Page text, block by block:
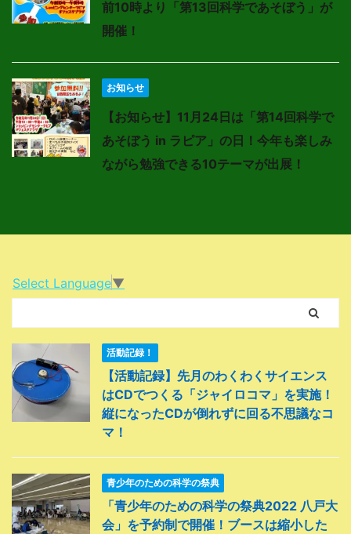
前10時より「第13回科学であそぼう」が
開催！
お知らせ
【お知らせ】11月24日は「第14回科学で
あそぼう in ラピア」の日！今年も楽しみ
ながら勉強できる10テーマが出展！
Select Language▼
活動記録！
【活動記録】先月のわくわくサイエンス
はCDでつくる「ジャイロコマ」を実施！
縦になったCDが倒れずに回る不思議なコ
マ！
青少年のための科学の祭典
「青少年のための科学の祭典2022 八戸大
会」を予約制で開催！ブースは縮小した